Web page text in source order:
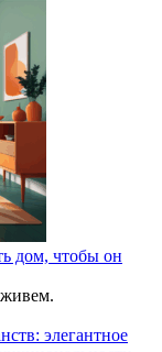
дом, чтобы он